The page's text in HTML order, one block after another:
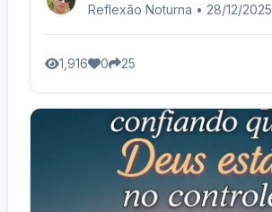
Reflexão Noturna • 28/12/2025
1,916 0 25